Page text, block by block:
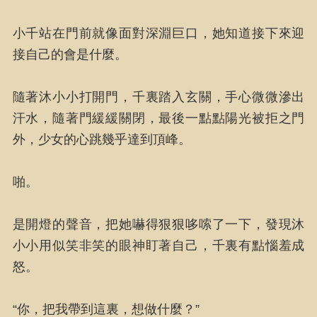
小千站在門前就像面對深淵巨口，她知道接下來迎
接自己的會是什麼。
隨著沐小小打開門，千裏踏入玄關，手心微微滲出
汗水，隨著門緩緩關閉，最後一點點陽光被拒之門
外，少女的心跳幾乎達到頂峰。
啪。
是開燈的聲音，把她嚇得狠狠哆嗦了一下，發現沐
小小用似笑非笑的眼神盯著自己，千裏有點惱羞成
怒。
“你，把我帶到這裏，想做什麼？”